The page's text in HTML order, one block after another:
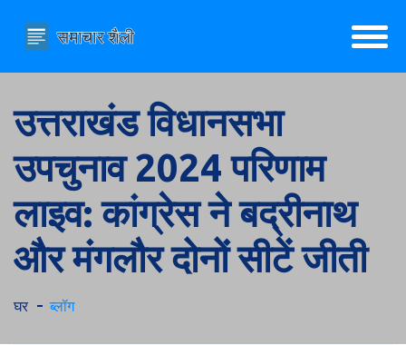
उत्तराखंड विधानसभा
उपचुनाव 2024 परिणाम
लाइव: कांग्रेस ने बद्रीनाथ
और मंगलौर दोनों सीटें जीती
घर ब्लॉग